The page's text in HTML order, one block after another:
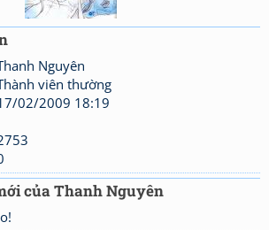
Nguyên
viên thường
02/2009 18:19
của Thanh Nguyên